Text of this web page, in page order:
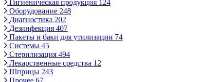
Гигиеническая продукция 124
Оборудование 248
Диагностика 202
Дезинфекция 407
Пакеты и баки для утилизации 74
Системы 45
Стерилизация 494
Лекарственные средства 12
Шприцы 243
Прочее 67